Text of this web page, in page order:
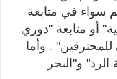
سواء في متابعة
أو متابعة "دوري
. وأما
و"البحر